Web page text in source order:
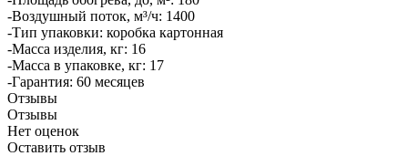
-Воздушный поток, м³/ч: 1400
-Тип упаковки: коробка картонная
-Масса изделия, кг: 16
-Масса в упаковке, кг: 17
-Гарантия: 60 месяцев
Отзывы
Отзывы
Нет оценок
Оставить отзыв